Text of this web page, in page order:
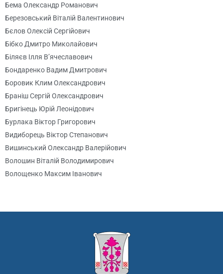
Бема Олександр Романович
Березовський Віталій Валентинович
Бєлов Олексій Сергійович
Бібко Дмитро Миколайович
Біляєв Ілля В’ячеславович
Бондаренко Вадим Дмитрович
Боровик Клим Олександрович
Браніш Сергій Олександрович
Бригінець Юрій Леонідович
Бурлака Віктор Григорович
Видиборець Віктор Степанович
Вишинський Олександр Валерійович
Волошин Віталій Володимирович
Волощенко Максим Іванович
Галба Павло Володимирович
Гладирь Олександр Леонідович